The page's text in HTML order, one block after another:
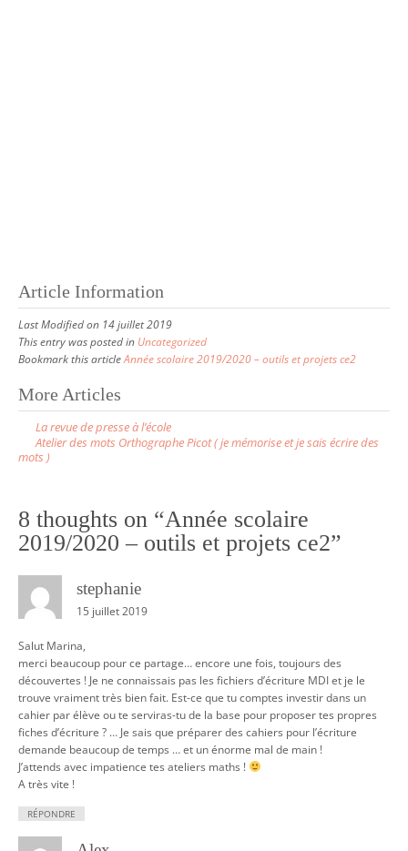
Article Information
Last Modified on 14 juillet 2019
This entry was posted in Uncategorized
Bookmark this articleAnnée scolaire 2019/2020 – outils et projets ce2
P
s
n
a
g
a
t
i
o
n
More Articles
La revue de presse à l’école
Atelier des mots Orthographe Picot ( je mémorise et je sais écrire des
mots )
8 thoughts on “Année scolaire
2019/2020 – outils et projets ce2”
stephanie
15 juillet 2019
Salut Marina,
merci beaucoup pour ce partage… encore une fois, toujours des
découvertes ! Je ne connaissais pas les fichiers d’écriture MDI et je le
trouve vraiment très bien fait. Est-ce que tu comptes investir dans un
cahier par élève ou te serviras-tu de la base pour proposer tes propres
fiches d’écriture ? … Je sais que préparer des cahiers pour l’écriture
demande beaucoup de temps … et un énorme mal de main !
J’attends avec impatience tes ateliers maths !
A très vite !
RÉPONDRE